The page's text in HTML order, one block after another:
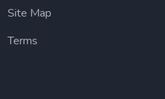
Site Map
Terms